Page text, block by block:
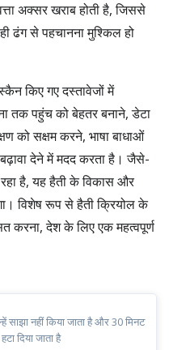
अक्सर खराब होती है, जिससे
ढंग से पहचानना मुश्किल हो
किए गए दस्तावेजों में
तक पहुंच को बेहतर बनाने, डेटा
को सक्षम करने, भाषा बाधाओं
देने में मदद करता है। जैसे-
है, यह हैती के विकास और
विशेष रूप से हैती क्रियोल के
करना, देश के लिए एक महत्वपूर्ण
नहीं किया जाता है और 30 मिनट
दिया जाता है